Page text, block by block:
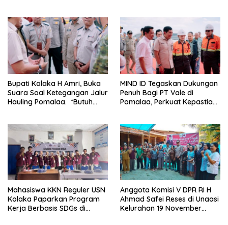
Kelurahan 19 November
Wundulako
Bupati Kolaka H Amri, Buka
Suara Soal Ketegangan Jalur
Hauling Pomalaa. *Butuh
Premanisme Industrial
MIND ID Tegaskan Dukungan
Penuh Bagi PT Vale di
Pomalaa, Perkuat Kepastian
Mahasiswa KKN Reguler USN
Kolaka Paparkan Program
Kerja Berbasis SDGs di
Anggota Komisi V DPR RI H
Ahmad Safei Reses di Unaasi
Kelurahan 19 November